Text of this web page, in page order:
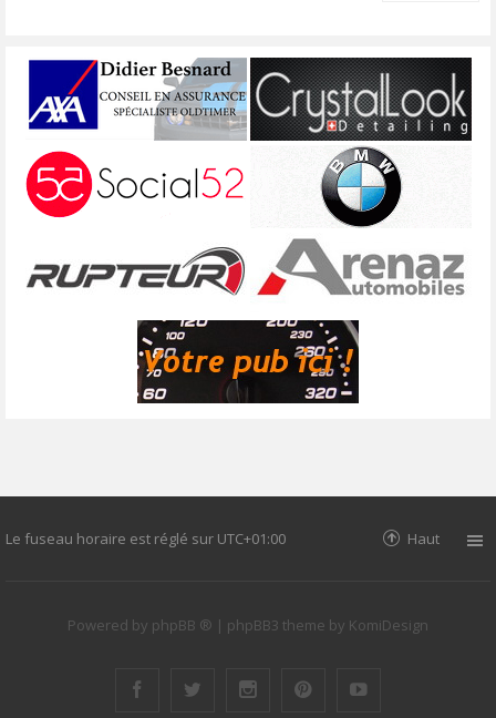
Le fuseau horaire est réglé sur UTC+01:00 Haut
Powered by phpBB ® | phpBB3 theme by KomiDesign